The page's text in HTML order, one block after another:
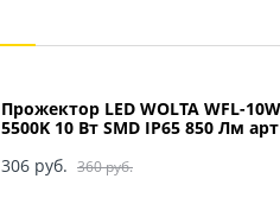
Прожектор LED WOLTA WFL-
5500K 10 Вт SMD IP65 850 Лм
360 руб.
306 руб.